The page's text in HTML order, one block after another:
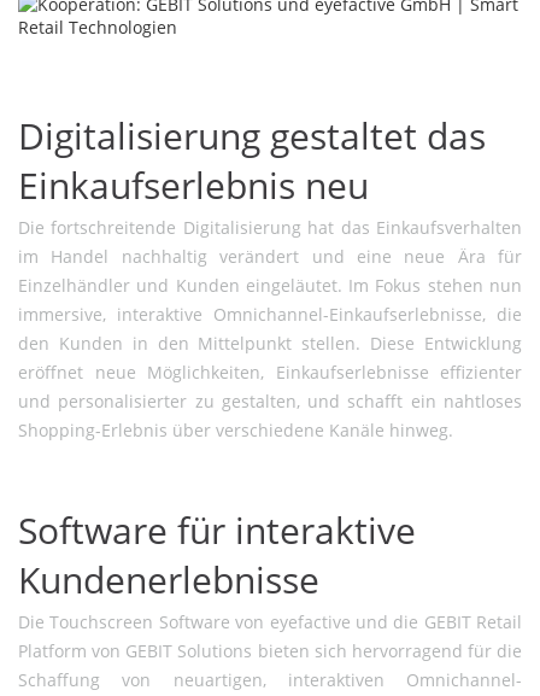
Digitalisierung gestaltet das
Einkaufserlebnis neu
Die fortschreitende Digitalisierung hat das Einkaufsverhalten
im Handel nachhaltig verändert und eine neue Ära für
Einzelhändler und Kunden eingeläutet. Im Fokus stehen nun
immersive, interaktive Omnichannel-Einkaufserlebnisse, die
den Kunden in den Mittelpunkt stellen. Diese Entwicklung
eröffnet neue Möglichkeiten, Einkaufserlebnisse effizienter
und personalisierter zu gestalten, und schafft ein nahtloses
Shopping-Erlebnis über verschiedene Kanäle hinweg.
Software für interaktive
Kundenerlebnisse
Die Touchscreen Software von eyefactive und die GEBIT Retail
Platform von GEBIT Solutions bieten sich hervorragend für die
Schaffung von neuartigen, interaktiven Omnichannel-